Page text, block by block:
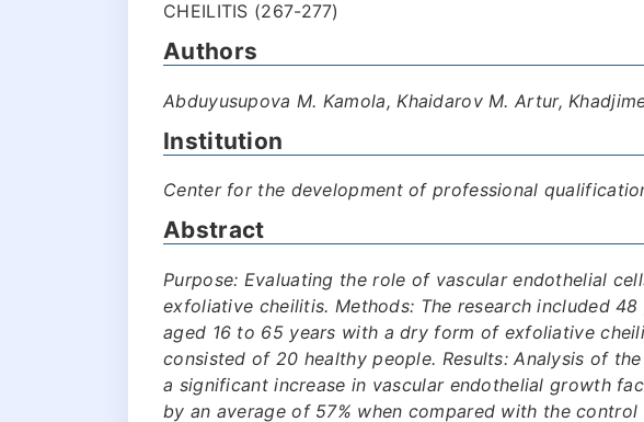
CHEILITIS (267-277)
Authors
Abduyusupova M. Kamola, Khaidarov M. Artur,
Institution
Center for the development of professional
Abstract
Purpose: Evaluating the role of vascular endothelial
exfoliative cheilitis. Methods: The research included
aged 16 to 65 years with a dry form of exfoliative
consisted of 20 healthy people. Results: Analysis of
a significant increase in vascular endothelial growth
by an average of 57% when compared with the